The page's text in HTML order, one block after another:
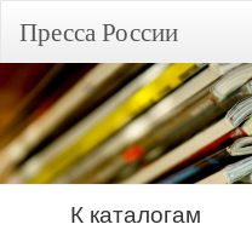
Пресса России
К каталогам